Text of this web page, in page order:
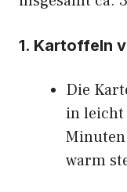
1. Kartoffeln
Die
in leicht
Minuten
warm